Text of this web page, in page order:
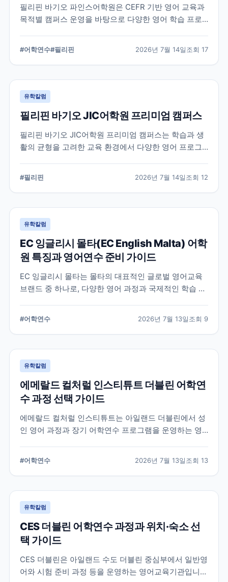
필리핀 바기오 파인스어학원은 CEFR 기반 영어 교육과
목적별 캠퍼스 운영을 바탕으로 다양한 영어 학습 프로
생이 알아야 할 내용을 정리했습니다.
#어학연수#필리핀 2026년 7월 14일조회 17
유학칼럼
필리핀 바기오 JIC어학원 프리미엄 캠퍼스
필리핀 바기오 JIC어학원 프리미엄 캠퍼스는 학습과 생
활의 균형을 고려한 교육 환경에서 다양한 영어 프로그
했습니다.
#필리핀 2026년 7월 14일조회 12
유학칼럼
EC 잉글리시 몰타(EC English Malta) 어학
원 특징과 영어연수 준비 가이드
EC 잉글리시 몰타는 몰타의 대표적인 글로벌 영어교육
브랜드 중 하나로, 다양한 영어 과정과 국제적인 학습 환
습니다.
#어학연수 2026년 7월 13일조회 9
유학칼럼
에메랄드 컬처럴 인스티튜트 더블린 어학연
수 과정 선택 가이드
에메랄드 컬처럴 인스티튜트는 아일랜드 더블린에서 성
인 영어 과정과 장기 어학연수 프로그램을 운영하는 영
기준을 정리합니다.
#어학연수 2026년 7월 13일조회 13
유학칼럼
CES 더블린 어학연수 과정과 위치·숙소 선
택 가이드
CES 더블린은 아일랜드 수도 더블린 중심부에서 일반영
어와 시험 준비 과정 등을 운영하는 영어교육기관입니